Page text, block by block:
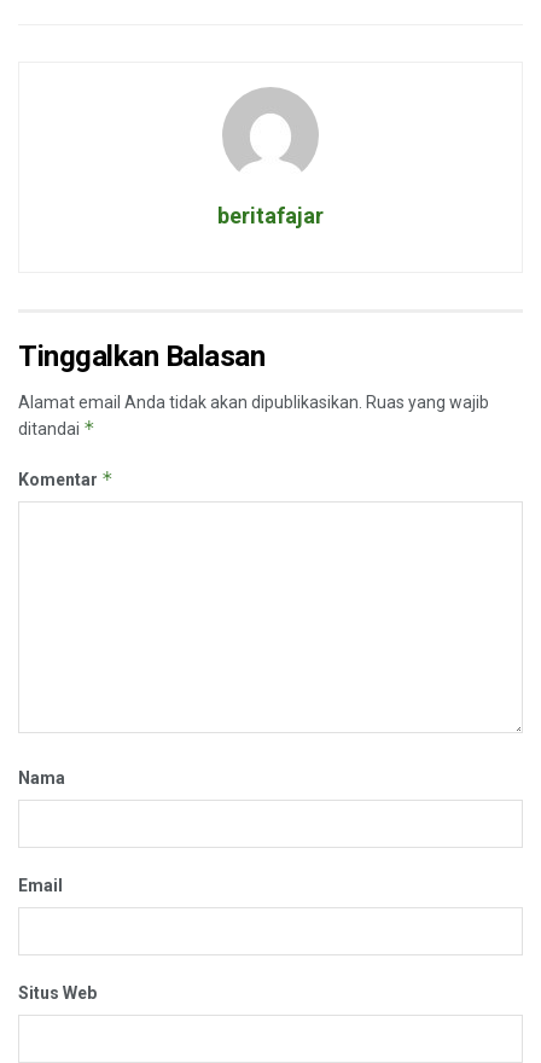
beritafajar
Tinggalkan Balasan
Alamat email Anda tidak akan dipublikasikan. Ruas yang wajib
ditandai *
Komentar *
Nama
Email
Situs Web